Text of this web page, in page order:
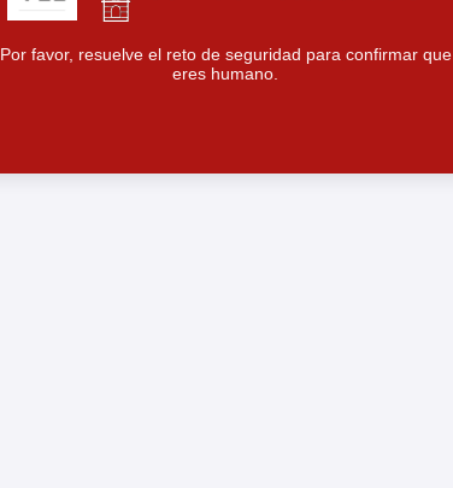
Por favor, resuelve el reto de seguridad para confirmar que
eres humano.